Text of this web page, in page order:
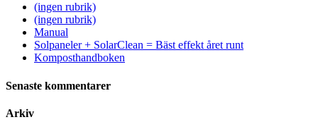
(ingen rubrik)
(ingen rubrik)
Manual
Solpaneler + SolarClean = Bäst effekt året runt
Komposthandboken
Senaste kommentarer
Arkiv